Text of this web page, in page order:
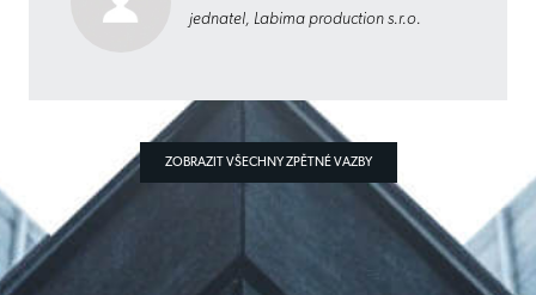
jednatel, Labima production s.r.o.
ZOBRAZIT VŠECHNY ZPĚTNÉ VAZBY